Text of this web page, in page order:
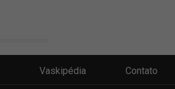
Vaskipédia Contato